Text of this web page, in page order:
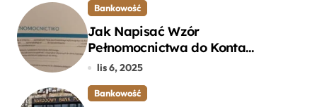
Bankowość
Jak Napisać Wzór
Pełnomocnictwa do Konta
Bankowego – Praktyczny
lis 6, 2025
Bankowość